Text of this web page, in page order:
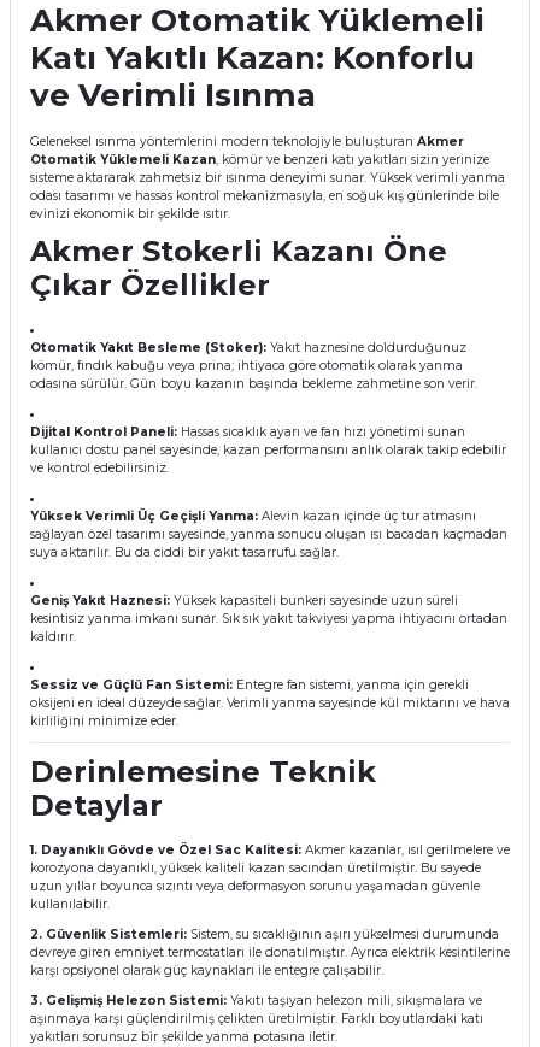
Akmer Otomatik Yüklemeli
Katı Yakıtlı Kazan: Konforlu
ve Verimli Isınma
Geleneksel ısınma yöntemlerini modern teknolojiyle buluşturan Akmer
Otomatik Yüklemeli Kazan, kömür ve benzeri katı yakıtları sizin yerinize
sisteme aktararak zahmetsiz bir ısınma deneyimi sunar. Yüksek verimli yanma
odası tasarımı ve hassas kontrol mekanizmasıyla, en soğuk kış günlerinde bile
evinizi ekonomik bir şekilde ısıtır.
Akmer Stokerli Kazanı Öne
Çıkar Özellikler
Otomatik Yakıt Besleme (Stoker): Yakıt haznesine doldurduğunuz
kömür, fındık kabuğu veya prina; ihtiyaca göre otomatik olarak yanma
odasına sürülür. Gün boyu kazanın başında bekleme zahmetine son verir.
Dijital Kontrol Paneli: Hassas sıcaklık ayarı ve fan hızı yönetimi sunan
kullanıcı dostu panel sayesinde, kazan performansını anlık olarak takip edebilir
ve kontrol edebilirsiniz.
Yüksek Verimli Üç Geçişli Yanma: Alevin kazan içinde üç tur atmasını
sağlayan özel tasarımı sayesinde, yanma sonucu oluşan ısı bacadan kaçmadan
suya aktarılır. Bu da ciddi bir yakıt tasarrufu sağlar.
Geniş Yakıt Haznesi: Yüksek kapasiteli bunkeri sayesinde uzun süreli
kesintisiz yanma imkanı sunar. Sık sık yakıt takviyesi yapma ihtiyacını ortadan
kaldırır.
Sessiz ve Güçlü Fan Sistemi: Entegre fan sistemi, yanma için gerekli
oksijeni en ideal düzeyde sağlar. Verimli yanma sayesinde kül miktarını ve hava
kirliliğini minimize eder.
Derinlemesine Teknik
Detaylar
1. Dayanıklı Gövde ve Özel Sac Kalitesi: Akmer kazanlar, ısıl gerilmelere ve
korozyona dayanıklı, yüksek kaliteli kazan sacından üretilmiştir. Bu sayede
uzun yıllar boyunca sızıntı veya deformasyon sorunu yaşamadan güvenle
kullanılabilir.
2. Güvenlik Sistemleri: Sistem, su sıcaklığının aşırı yükselmesi durumunda
devreye giren emniyet termostatları ile donatılmıştır. Ayrıca elektrik kesintilerine
karşı opsiyonel olarak güç kaynakları ile entegre çalışabilir.
3. Gelişmiş Helezon Sistemi: Yakıtı taşıyan helezon mili, sıkışmalara ve
aşınmaya karşı güçlendirilmiş çelikten üretilmiştir. Farklı boyutlardaki katı
yakıtları sorunsuz bir şekilde yanma potasına iletir.